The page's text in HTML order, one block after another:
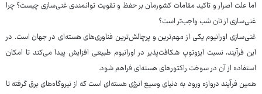
اما علت اصرار و تاکید مقامات کشورمان بر حفظ و تقویت توانمندی غنی‌‎سازی چیست؟ چرا
غنی‌سازی از نان شب واجب‌تر است؟
غنی‌سازی اورانیوم یکی از مهم‌ترین و پرچالش‌ترین فناوری‌های هسته‌ای در جهان است. در
این فرآیند، نسبت ایزوتوپ شکافت‌پذیر در اورانیوم طبیعی افزایش پیدا می‌کند تا امکان
استفاده از آن در سوخت راکتورهای هسته‌ای فراهم شود.
همین فرآیند دروازه ورود به دنیای وسیع انرژی هسته‌ای است که از نیروگاه‌های برق گرفته تا